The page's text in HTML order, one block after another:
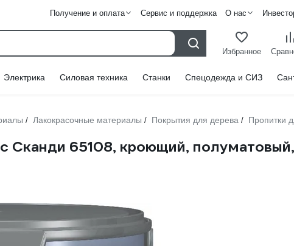
Получение и оплата Сервис и поддержка О нас
Избранное
Электрика Силовая техника Станки Спецодежда и СИЗ
/ Лакокрасочные материалы / Покрытия для дерева / Пропитки
Сканди 65108, кроющий,